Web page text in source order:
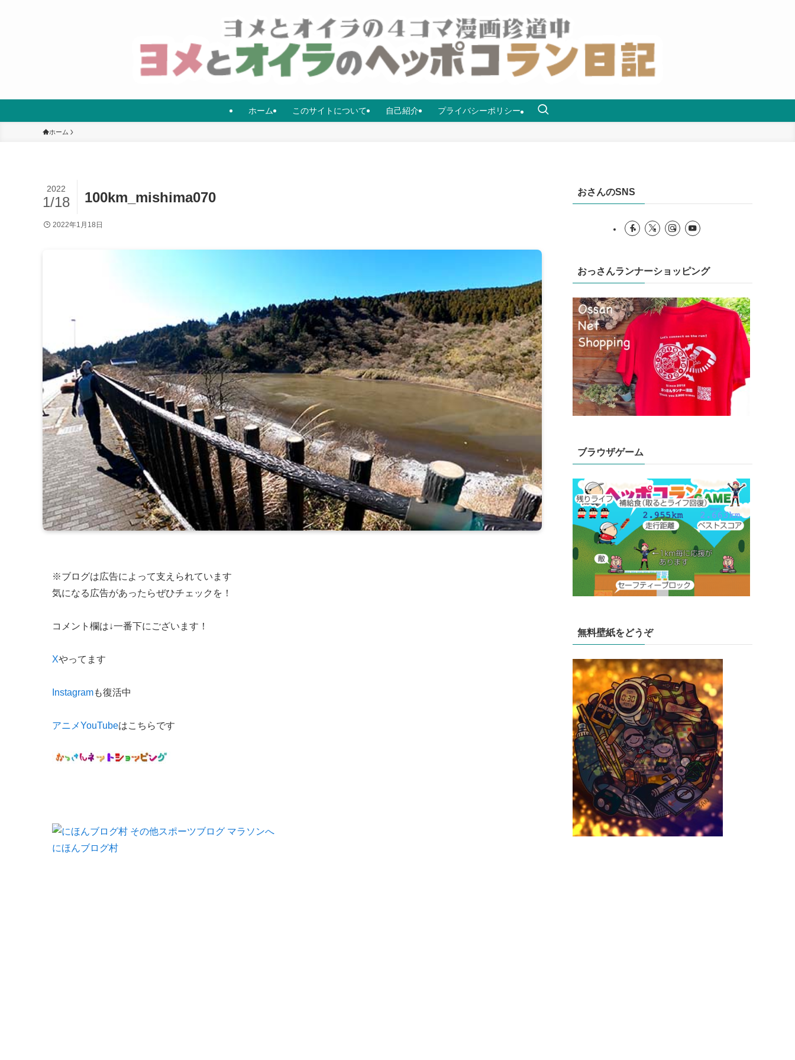
ホーム このサイトについて 自己紹介 プライバシーポリシー
ホーム
100km_mishima070
2022
1/18
2022年1月18日
※ブログは広告によって支えられています
気になる広告があったらぜひチェックを！
コメント欄は↓一番下にございます！
Xやってます
Instagramも復活中
アニメYouTubeはこちらです
にほんブログ村
おさんのSNS
おっさんランナーショッピング
ブラウザゲーム
無料壁紙をどうぞ